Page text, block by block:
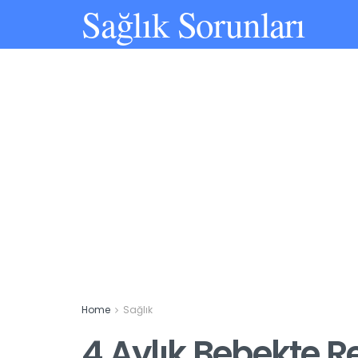
Sağlık Sorunları
Home Sağlık